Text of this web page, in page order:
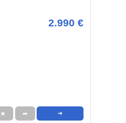
2.990 €
★ ➦ ➜